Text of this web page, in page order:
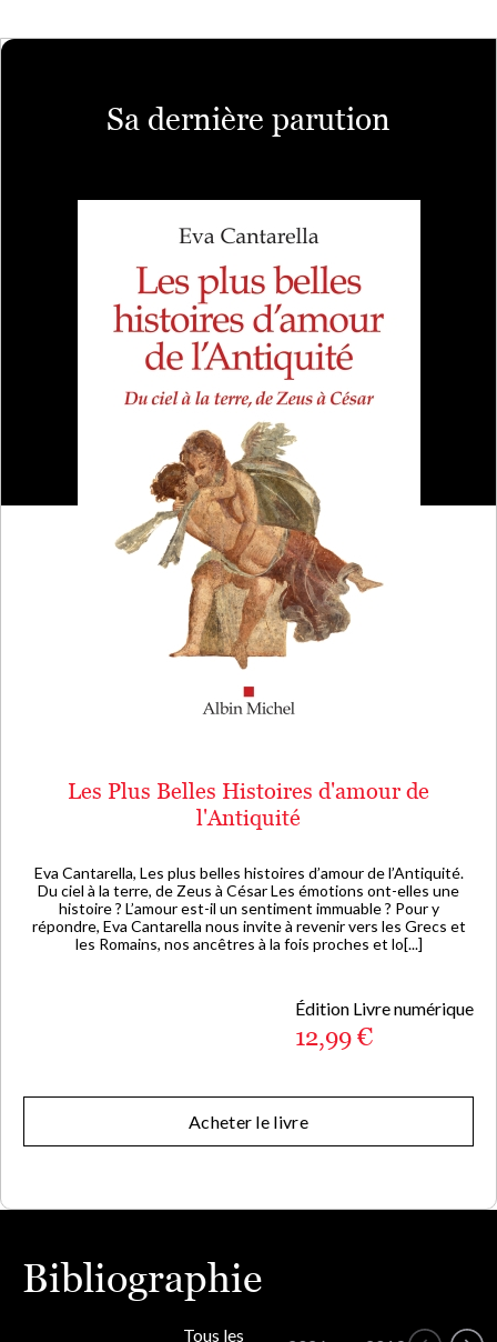
Sa dernière parution
Les Plus Belles Histoires d'amour de
l'Antiquité
Eva Cantarella, Les plus belles histoires d’amour de l’Antiquité.
Du ciel à la terre, de Zeus à César Les émotions ont-elles une
histoire ? L’amour est-il un sentiment immuable ? Pour y
répondre, Eva Cantarella nous invite à revenir vers les Grecs et
les Romains, nos ancêtres à la fois proches et lo[...]
Édition Livre numérique
12,99 €
Acheter le livre
Bibliographie
Tous les